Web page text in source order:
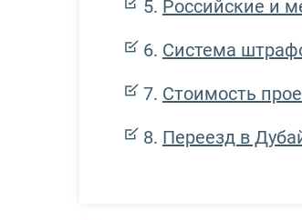
Российские и
Система
Стоимость
Переезд в